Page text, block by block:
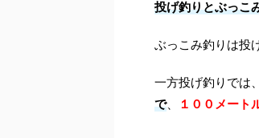
投げ釣りとぶっこ
ぶっこみ釣りは投
一方投げ釣りでは、
で、 １００メート